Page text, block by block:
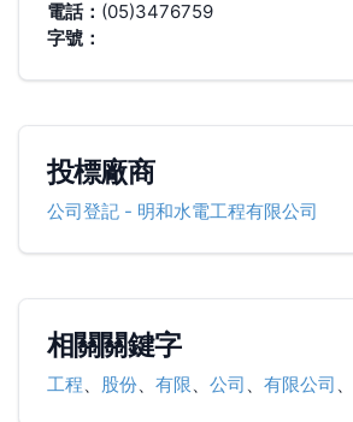
電話： (05)3476759
字號：
投標廠商
公司登記- 明和水電工程有限公司
相關關鍵字
工程、 股份、 有限、 公司 、 有限公司 、